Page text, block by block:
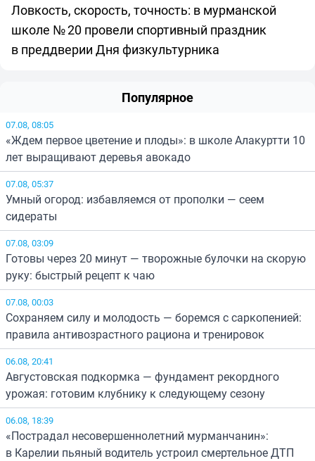
Ловкость, скорость, точность: в мурманской
школе № 20 провели спортивный праздник
в преддверии Дня физкультурника
Популярное
07.08, 08:05
«Ждем первое цветение и плоды»: в школе Алакуртти 10
лет выращивают деревья авокадо
07.08, 05:37
Умный огород: избавляемся от прополки — сеем
сидераты
07.08, 03:09
Готовы через 20 минут — творожные булочки на скорую
руку: быстрый рецепт к чаю
07.08, 00:03
Сохраняем силу и молодость — боремся с саркопенией:
правила антивозрастного рациона и тренировок
06.08, 20:41
Августовская подкормка — фундамент рекордного
урожая: готовим клубнику к следующему сезону
06.08, 18:39
«Пострадал несовершеннолетний мурманчанин»:
в Карелии пьяный водитель устроил смертельное ДТП